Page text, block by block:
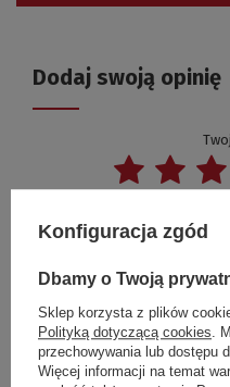
Dodaj swoją opinię
Treść twojej opinii
Dodaj własne zdjęcie
Konfiguracja zgód
Dbamy o Twoją
Sklep korzysta z plików
Polityką dotyczącą cookies.
przechowywania lub dostępu
Więcej informacji na temat